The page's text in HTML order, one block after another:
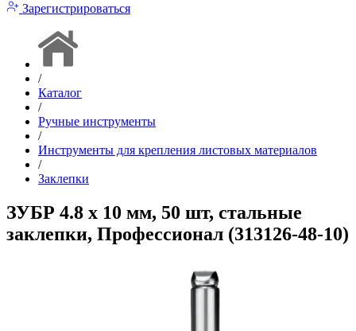
Зарегистрироваться
/
Каталог
/
Ручные инструменты
/
Инструменты для крепления листовых материалов
/
Заклепки
ЗУБР 4.8 x 10 мм, 50 шт, стальные
заклепки, Профессионал (313126-48-10)